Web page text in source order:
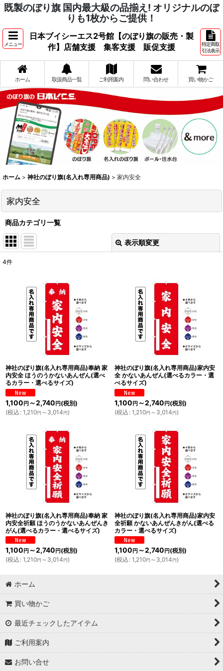
既製のぼり旗 国内最大級の品揃え! オリジナルのぼ
りも1枚からご提供！
メニュー
日本ブイシーエス2号館【のぼり旗の販売・製
作】店舗支援 集客支援 販促支援
特定商取
引法表示
ホーム 取扱商品一覧 ご利用案内 問い合わせ 買い物かご
ホーム > 神社のぼり旗(名入れ専用商品) > 家内安全
家内安全
商品カテゴリ一覧
表示順変更
並び順:
4件
神社のぼり旗(名入れ専用商品)奉納 家
内安全 ほうのうかないあんぜん(選べ
るカラー・選べるサイズ)
1,100 円 ～2,740 円 (税別)
(税込 : 1,210円 ～3,014円)
神社のぼり旗(名入れ専用商品)家内安
全 かないあんぜん(選べるカラー・選
べるサイズ)
1,100 円 ～2,740 円 (税別)
(税込 : 1,210円 ～3,014円)
神社のぼり旗(名入れ専用商品)奉納 家
内安全祈願 ほうのうかないあんぜんき
がん(選べるカラー・選べるサイズ)
1,100 円 ～2,740 円 (税別)
(税込 : 1,210円 ～3,014円)
神社のぼり旗(名入れ専用商品)家内安
全祈願 かないあんぜんきがん(選べる
カラー・選べるサイズ)
1,100 円 ～2,740 円 (税別)
(税込 : 1,210円 ～3,014円)
ホーム
買い物かご
最近チェックしたアイテム
ご利用案内
お問い合せ